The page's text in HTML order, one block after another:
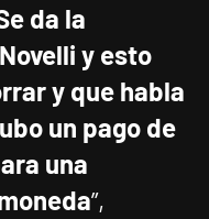
da la
y esto
y que habla
un pago de
una
”,